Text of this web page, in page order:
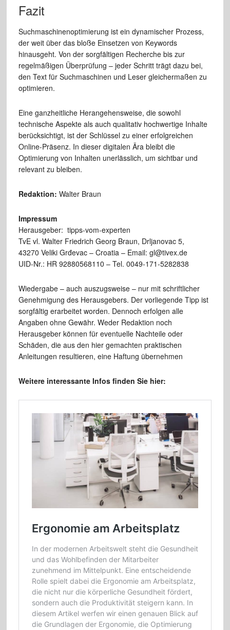
Fazit
Suchmaschinenoptimierung ist ein dynamischer Prozess,
der weit über das bloße Einsetzen von Keywords
hinausgeht. Von der sorgfältigen Recherche bis zur
regelmäßigen Überprüfung – jeder Schritt trägt dazu bei,
den Text für Suchmaschinen und Leser gleichermaßen zu
optimieren.
Eine ganzheitliche Herangehensweise, die sowohl
technische Aspekte als auch qualitativ hochwertige Inhalte
berücksichtigt, ist der Schlüssel zu einer erfolgreichen
Online-Präsenz. In dieser digitalen Ära bleibt die
Optimierung von Inhalten unerlässlich, um sichtbar und
relevant zu bleiben.
Redaktion: Walter Braun
Impressum
Herausgeber: tipps-vom-experten
TvE vl. Walter Friedrich Georg Braun, Drljanovac 5,
43270 Veliki Grđevac – Croatia – Email: gl@tivex.de
UID-Nr.: HR 92880568110 – Tel. 0049-171-5282838
Wiedergabe – auch auszugsweise – nur mit schriftlicher
Genehmigung des Herausgebers. Der vorliegende Tipp ist
sorgfältig erarbeitet worden. Dennoch erfolgen alle
Angaben ohne Gewähr. Weder Redaktion noch
Herausgeber können für eventuelle Nachteile oder
Schäden, die aus den hier gemachten praktischen
Anleitungen resultieren, eine Haftung übernehmen
Weitere interessante Infos finden Sie hier: